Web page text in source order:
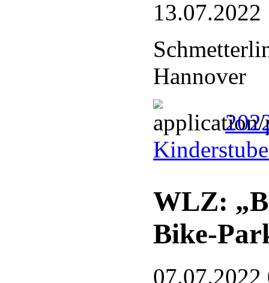
13.07.2022
Hannover
WLZ:
Bike-
07.07.2022